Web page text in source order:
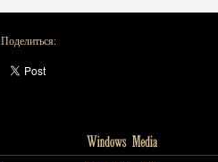
Поделиться: